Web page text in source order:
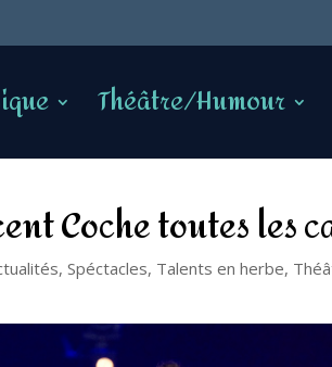
Théâtre/Humour
Coche toutes les
, Spéctacles, Talents en herbe,